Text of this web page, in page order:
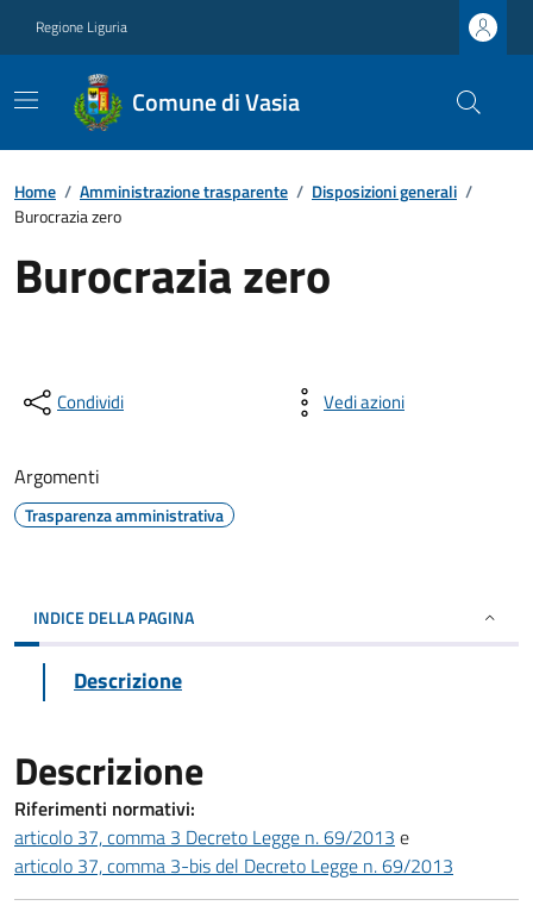
Regione Liguria
Comune di Vasia
Home / Amministrazione trasparente / Disposizioni generali /
Burocrazia zero
Burocrazia zero
Condividi Vedi azioni
Argomenti
Trasparenza amministrativa
INDICE DELLA PAGINA
Descrizione
Descrizione
Riferimenti normativi:
articolo 37, comma 3 Decreto Legge n. 69/2013 e
articolo 37, comma 3-bis del Decreto Legge n. 69/2013